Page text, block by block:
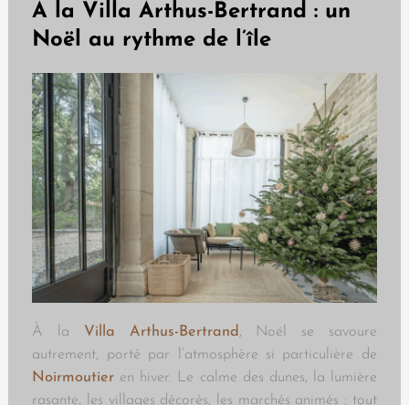
À la Villa Arthus-Bertrand : un
Noël au rythme de l’île
À la Villa Arthus-Bertrand , Noël se savoure
autrement, porté par l’atmosphère si particulière de
Noirmoutier en hiver. Le calme des dunes, la lumière
rasante, les villages décorés, les marchés animés : tout